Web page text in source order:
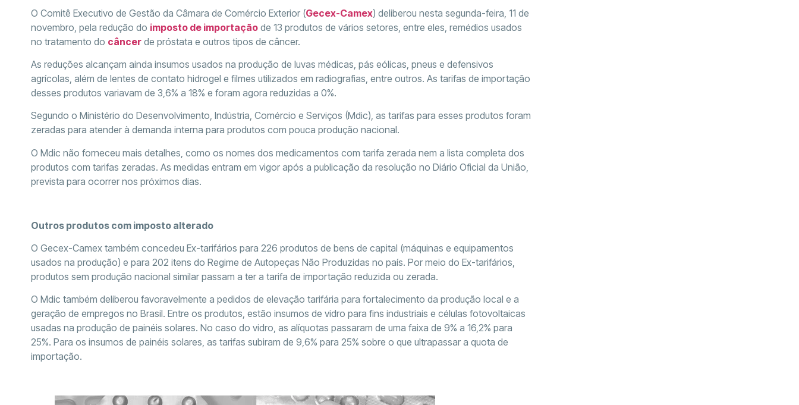
O Comitê Executivo de Gestão da Câmara de Comércio Exterior (Gecex-Camex) deliberou nesta segunda-feira, 11 de
novembro, pela redução do imposto de importação de 13 produtos de vários setores, entre eles, remédios usados
no tratamento do câncer de próstata e outros tipos de câncer.
As reduções alcançam ainda insumos usados na produção de luvas médicas, pás eólicas, pneus e defensivos
agrícolas, além de lentes de contato hidrogel e filmes utilizados em radiografias, entre outros. As tarifas de importação
desses produtos variavam de 3,6% a 18% e foram agora reduzidas a 0%.
Segundo o Ministério do Desenvolvimento, Indústria, Comércio e Serviços (Mdic), as tarifas para esses produtos foram
zeradas para atender à demanda interna para produtos com pouca produção nacional.
O Mdic não forneceu mais detalhes, como os nomes dos medicamentos com tarifa zerada nem a lista completa dos
produtos com tarifas zeradas. As medidas entram em vigor após a publicação da resolução no Diário Oficial da União,
prevista para ocorrer nos próximos dias.
Outros produtos com imposto alterado
O Gecex-Camex também concedeu Ex-tarifários para 226 produtos de bens de capital (máquinas e equipamentos
usados na produção) e para 202 itens do Regime de Autopeças Não Produzidas no país. Por meio do Ex-tarifários,
produtos sem produção nacional similar passam a ter a tarifa de importação reduzida ou zerada.
O Mdic também deliberou favoravelmente a pedidos de elevação tarifária para fortalecimento da produção local e a
geração de empregos no Brasil. Entre os produtos, estão insumos de vidro para fins industriais e células fotovoltaicas
usadas na produção de painéis solares. No caso do vidro, as alíquotas passaram de uma faixa de 9% a 16,2% para
25%. Para os insumos de painéis solares, as tarifas subiram de 9,6% para 25% sobre o que ultrapassar a quota de
importação.